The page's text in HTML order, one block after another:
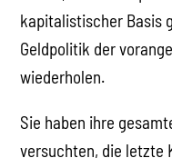
Lawine über der Welt
Nun werden sie
nächste zu taumeln,
haben, um sie zu
Weise, früher oder